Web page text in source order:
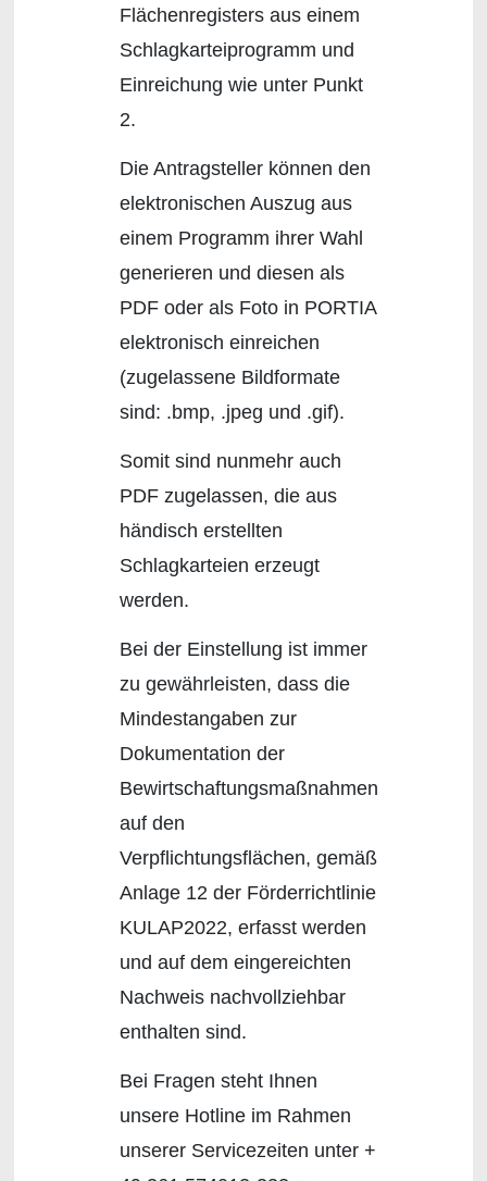
Flächenregisters aus einem
Schlagkarteiprogramm und
Einreichung wie unter Punkt
2.
Die Antragsteller können den
elektronischen Auszug aus
einem Programm ihrer Wahl
generieren und diesen als
PDF oder als Foto in PORTIA
elektronisch einreichen
(zugelassene Bildformate
sind: .bmp, .jpeg und .gif).
Somit sind nunmehr auch
PDF zugelassen, die aus
händisch erstellten
Schlagkarteien erzeugt
werden.
Bei der Einstellung ist immer
zu gewährleisten, dass die
Mindestangaben zur
Dokumentation der
Bewirtschaftungsmaßnahmen
auf den
Verpflichtungsflächen, gemäß
Anlage 12 der Förderrichtlinie
KULAP2022, erfasst werden
und auf dem eingereichten
Nachweis nachvollziehbar
enthalten sind.
Bei Fragen steht Ihnen
unsere Hotline im Rahmen
unserer Servicezeiten unter +